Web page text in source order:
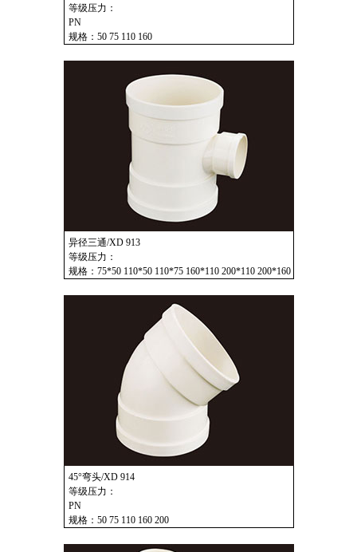
等级压力：
PN
规格：50 75 110 160
异径三通/XD 913
等级压力：
规格：75*50 110*50 110*75 160*110 200*110 200*160
45°弯头/XD 914
等级压力：
PN
规格：50 75 110 160 200